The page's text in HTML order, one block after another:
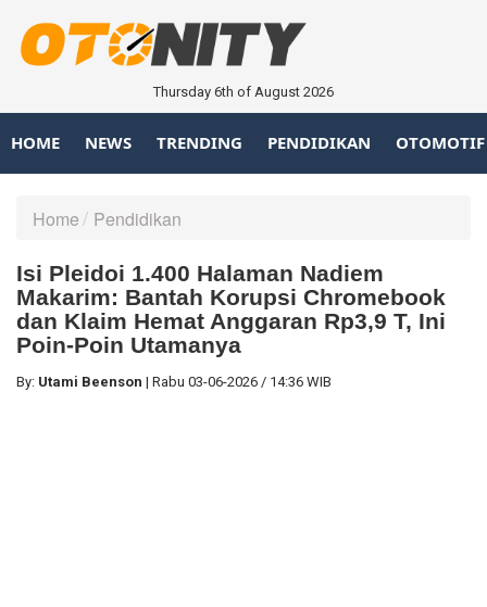
Thursday 6th of August 2026
HOME NEWS TRENDING PENDIDIKAN OTOMOTIF
Home Pendidikan
Isi Pleidoi 1.400 Halaman Nadiem
Makarim: Bantah Korupsi Chromebook
dan Klaim Hemat Anggaran Rp3,9 T, Ini
Poin-Poin Utamanya
By: Utami Beenson | Rabu 03-06-2026 / 14:36 WIB